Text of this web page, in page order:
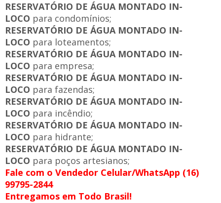
RESERVATÓRIO DE ÁGUA MONTADO IN-
LOCO para condomínios;
RESERVATÓRIO DE ÁGUA MONTADO IN-
LOCO para loteamentos;
RESERVATÓRIO DE ÁGUA MONTADO IN-
LOCO para empresa;
RESERVATÓRIO DE ÁGUA MONTADO IN-
LOCO para fazendas;
RESERVATÓRIO DE ÁGUA MONTADO IN-
LOCO para incêndio;
RESERVATÓRIO DE ÁGUA MONTADO IN-
LOCO para hidrante;
RESERVATÓRIO DE ÁGUA MONTADO IN-
LOCO para poços artesianos;
Fale com o Vendedor Celular/WhatsApp (16)
99795-2844
Entregamos em Todo Brasil!